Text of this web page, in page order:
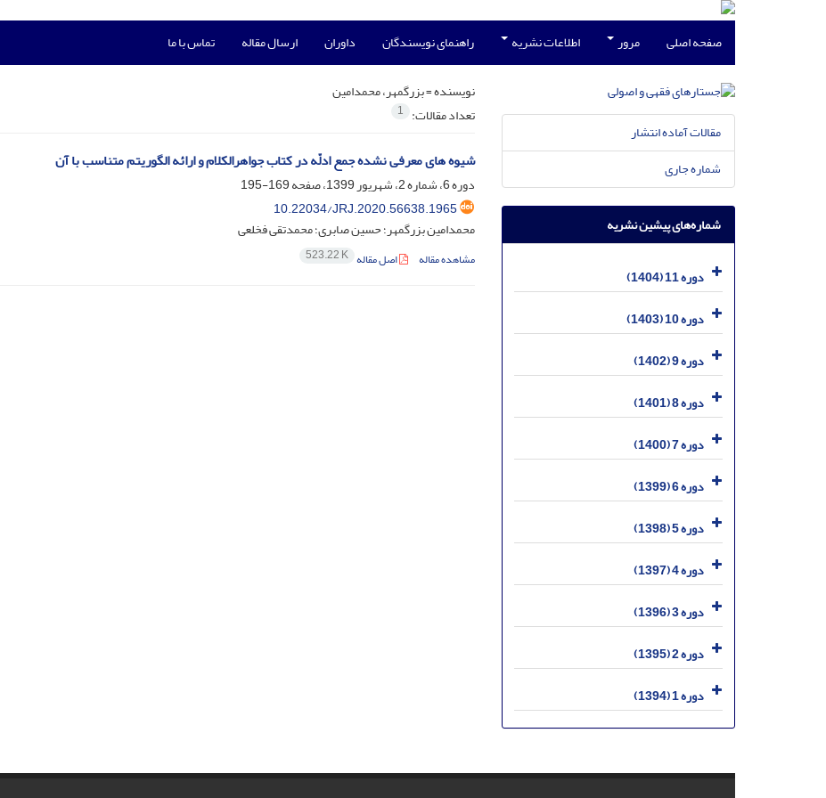
صفحه اصلی مرور اطلاعات نشریه راهنمای نویسندگان داوران ارسال مقاله تماس با ما
نویسنده =بزرگمهر، محمدامین
تعداد مقالات: 1
شیوه های معرفی نشده جمع ادلّه در کتاب جواهرالکلام و ارائه الگوریتم متناسب با آن
دوره 6، شماره 2، شهریور 1399، صفحه
169-195
10.22034/JRJ.2020.56638.1965
محمدامین بزرگمهر؛ حسین صابری؛ محمدتقی فخلعی
مشاهده مقاله اصل مقاله 523.22 K
مقالات آماده انتشار
شماره جاری
شماره‌های پیشین نشریه
دوره 11 (1404)
دوره 10 (1403)
دوره 9 (1402)
دوره 8 (1401)
دوره 7 (1400)
دوره 6 (1399)
دوره 5 (1398)
دوره 4 (1397)
دوره 3 (1396)
دوره 2 (1395)
دوره 1 (1394)